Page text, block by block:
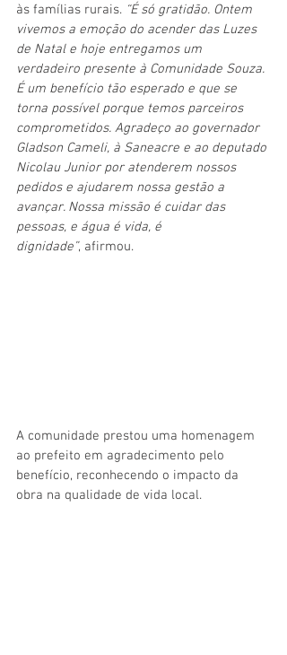
às famílias rurais. “É só gratidão. Ontem
vivemos a emoção do acender das Luzes
de Natal e hoje entregamos um
verdadeiro presente à Comunidade Souza.
É um benefício tão esperado e que se
torna possível porque temos parceiros
comprometidos. Agradeço ao governador
Gladson Cameli, à Saneacre e ao deputado
Nicolau Junior por atenderem nossos
pedidos e ajudarem nossa gestão a
avançar. Nossa missão é cuidar das
pessoas, e água é vida, é
dignidade”, afirmou.
A comunidade prestou uma homenagem
ao prefeito em agradecimento pelo
benefício, reconhecendo o impacto da
obra na qualidade de vida local.